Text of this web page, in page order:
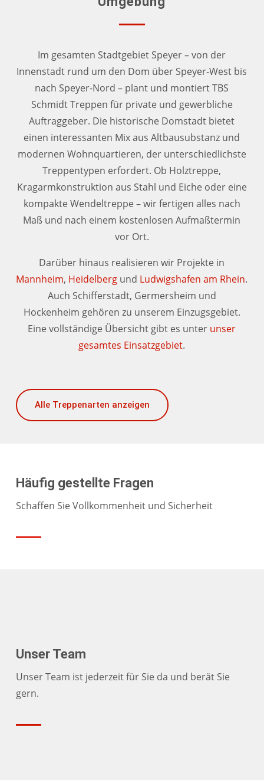
Im gesamten Stadtgebiet Speyer – von der
Innenstadt rund um den Dom über Speyer-West bis
nach Speyer-Nord – plant und montiert TBS
Schmidt Treppen für private und gewerbliche
Auftraggeber. Die historische Domstadt bietet
einen interessanten Mix aus Altbausubstanz und
modernen Wohnquartieren, der unterschiedlichste
Treppentypen erfordert. Ob Holztreppe,
Kragarmkonstruktion aus Stahl und Eiche oder eine
kompakte Wendeltreppe – wir fertigen alles nach
Maß und nach einem kostenlosen Aufmaßtermin
vor Ort.
Darüber hinaus realisieren wir Projekte in
Mannheim, Heidelberg und Ludwigshafen am Rhein.
Auch Schifferstadt, Germersheim und
Hockenheim gehören zu unserem Einzugsgebiet.
Eine vollständige Übersicht gibt es unter unser
gesamtes Einsatzgebiet.
Alle Treppenarten anzeigen
Häufig gestellte Fragen
Schaffen Sie Vollkommenheit und Sicherheit
Unser Team
Unser Team ist jederzeit für Sie da und berät Sie
gern.